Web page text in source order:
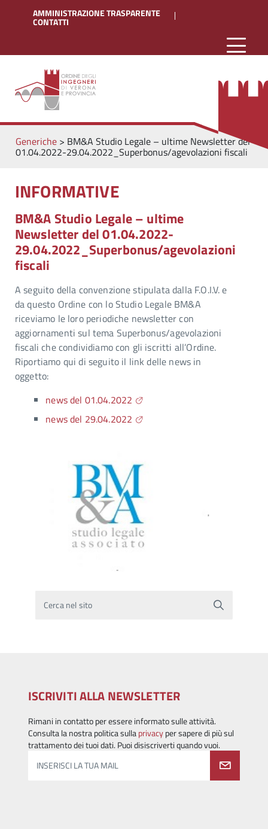
AMMINISTRAZIONE TRASPARENTE
CONTATTI
Generiche> BM&A Studio Legale – ultime Newsletter del
01.04.2022-29.04.2022_Superbonus/agevolazioni fiscali
INFORMATIVE
BM&A Studio Legale – ultime
Newsletter del 01.04.2022-
29.04.2022_Superbonus/agevolazioni
fiscali
A seguito della convenzione stipulata dalla F.O.I.V. e
da questo Ordine con lo Studio Legale BM&A
riceviamo le loro periodiche newsletter con
aggiornamenti sul tema Superbonus/agevolazioni
fiscali che condividiamo con gli iscritti all’Ordine.
Riportiamo qui di seguito il link delle news in
oggetto:
news del 01.04.2022
news del 29.04.2022
Cerca nel sito
ISCRIVITI ALLA NEWSLETTER
Rimani in contatto per essere informato sulle attività.
Consulta la nostra politica sullaprivacyper sapere di più sul
trattamento dei tuoi dati. Puoi disiscriverti quando vuoi.
INSERISCI LA TUA MAIL